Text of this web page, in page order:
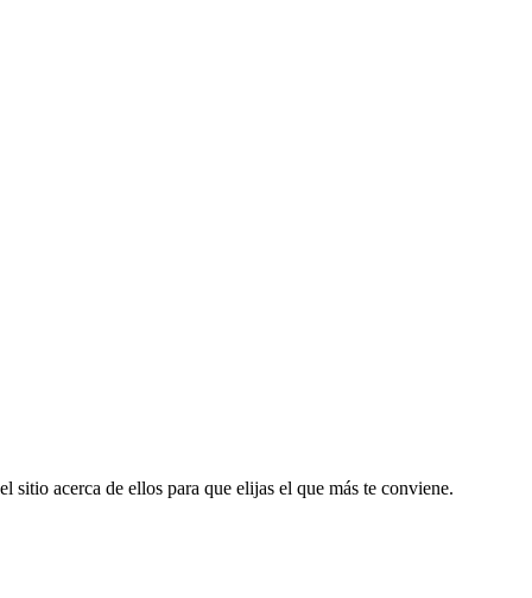
acerca de ellos para que elijas el que más te conviene.